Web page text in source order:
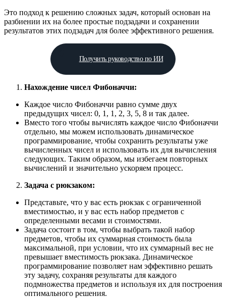
Это подход к решению сложных задач, который основан на
разбиении их на более простые подзадачи и сохранении
результатов этих подзадач для более эффективного решения.
Получить руководство по ИИ
Нахождение чисел Фибоначчи:
Каждое число Фибоначчи равно сумме двух
предыдущих чисел: 0, 1, 1, 2, 3, 5, 8 и так далее.
Вместо того чтобы вычислять каждое число Фибоначчи
отдельно, мы можем использовать динамическое
программирование, чтобы сохранить результаты уже
вычисленных чисел и использовать их для вычисления
следующих. Таким образом, мы избегаем повторных
вычислений и значительно ускоряем процесс.
Задача с рюкзаком:
Представьте, что у вас есть рюкзак с ограниченной
вместимостью, и у вас есть набор предметов с
определенными весами и стоимостями.
Задача состоит в том, чтобы выбрать такой набор
предметов, чтобы их суммарная стоимость была
максимальной, при условии, что их суммарный вес не
превышает вместимость рюкзака. Динамическое
программирование позволяет нам эффективно решать
эту задачу, сохраняя результаты для каждого
подмножества предметов и используя их для построения
оптимального решения.